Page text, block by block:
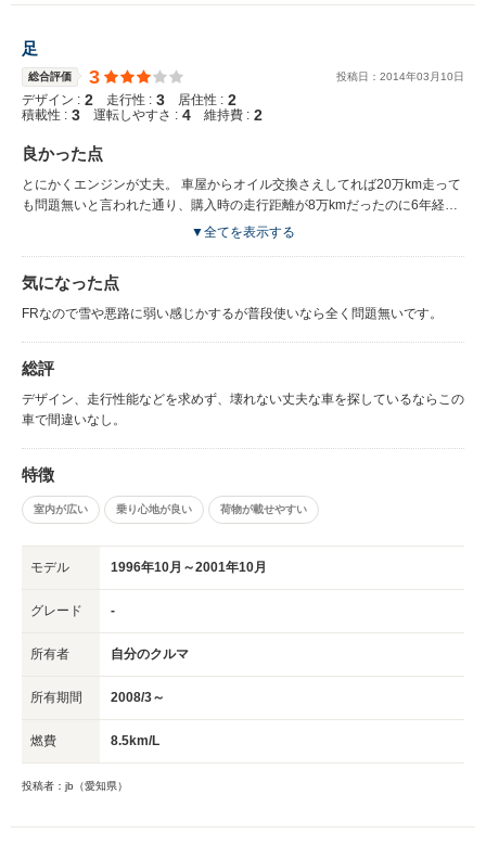
足
総合評価 3 投稿日： 2014年03 月 10日
デザイン : 2 走行性 : 3 居住性 : 2
積載性 : 3 運転しやすさ : 4 維持費 : 2
良かった点
とにかくエンジンが丈夫。 車屋からオイル交換さえしてれば20万km走って
も問題無いと言われた通り、購入時の走行距離が8万kmだったのに6年経っ
た今でも何も問題無く走ってます。▼全てを表示する
気になった点
FRなので雪や悪路に弱い感じかするが普段使いなら全く問題無いです。
総評
デザイン、走行性能などを求めず、壊れない丈夫な車を探しているならこの
車で間違いなし。
特徴
室内が広い 乗り心地が良い 荷物が載せやすい
モデル 1996年10月～2001年10月
グレード -
所有者 自分のクルマ
所有期間 2008/3～
燃費 8.5km/L
投稿者：jb（愛知県）